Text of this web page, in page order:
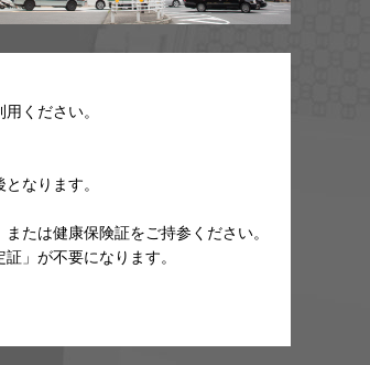
ください。
なります。
たは健康保険証をご持参ください。
」が不要になります。